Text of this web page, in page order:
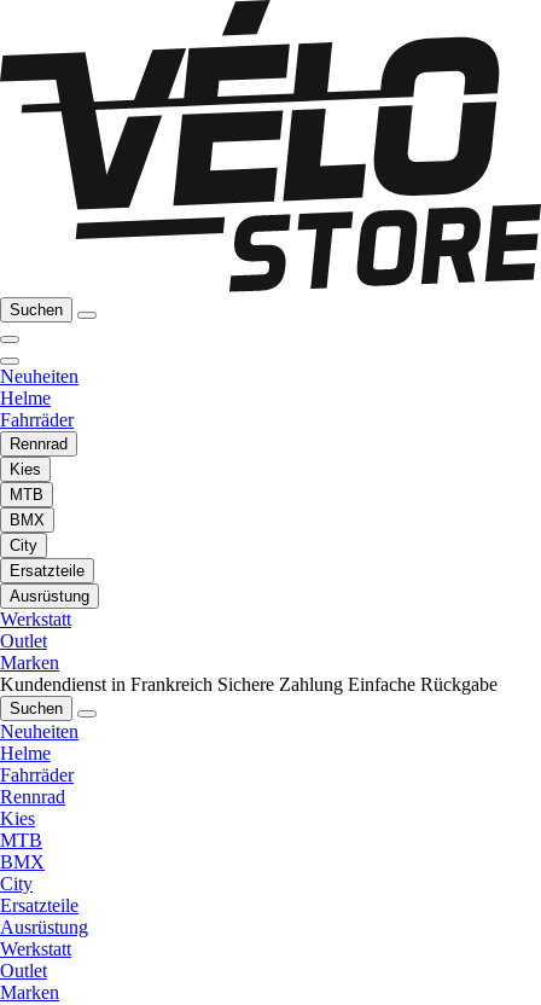
Suchen
Neuheiten
Helme
Fahrräder
Rennrad
Kies
MTB
BMX
City
Ersatzteile
Ausrüstung
Werkstatt
Outlet
Marken
Kundendienst in Frankreich Sichere Zahlung Einfache Rückgabe
Suchen
Neuheiten
Helme
Fahrräder
Rennrad
Kies
MTB
BMX
City
Ersatzteile
Ausrüstung
Werkstatt
Outlet
Marken